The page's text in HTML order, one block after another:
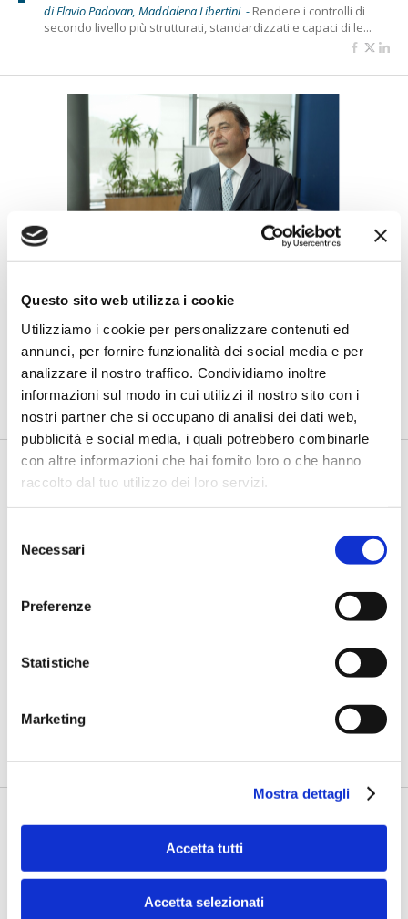
Questo sito web utilizza i cookie
Utilizziamo i cookie per personalizzare contenuti ed
annunci, per fornire funzionalità dei social media e per
analizzare il nostro traffico. Condividiamo inoltre
informazioni sul modo in cui utilizzi il nostro sito con i
nostri partner che si occupano di analisi dei dati web,
pubblicità e social media, i quali potrebbero combinarle
con altre informazioni che hai fornito loro o che hanno
raccolto dal tuo utilizzo dei loro servizi.
delNecessari
Preferenze
Statistiche
Marketing
Mostra dettagli
Accetta tutti
Accetta selezionati
di Flavio Padovan, Maddalena Libertini - Rendere i controlli di
secondo livello più strutturati, standardizzati e capaci di le...
BANCAFORTE TV
Fracassi (Multiply Group): "L’AI va
progettata dentro i processi,
insieme ai controlli”
di Flavio Padovan, Maddalena Libertini -I proof of concept
realizzati con l'AI funzionano. Spesso sorprendono per la
qualità ...
Mancinelli (Gruppo BCC Iccrea): “Alle
imprese agricole servono finanza e
di Flavio Padovan, Maddalena Libertini -
l credito all’agricoltura si
misura oggi con esigenze che vanno oltre il finanziament...